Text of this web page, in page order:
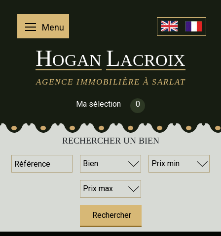
Menu
HOGAN LACROIX
AGENCE IMMOBILIÈRE À SARLAT
Ma sélection 0
RECHERCHER UN BIEN